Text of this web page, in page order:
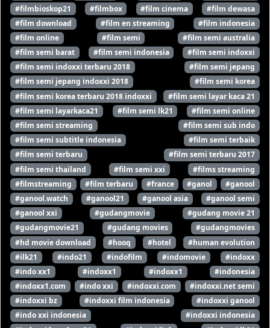
#filmbioskop21
#filmbox #film cinema
#film dewasa
#film download
#film en streaming
#film indonesia
#film online
#film semi
#film semi australia
#film semi barat
#film semi indonesia
#film semi indoxxi
#film semi indoxxi terbaru 2018
#film semi jepang
#film semi jepang indoxxi 2018
#film semi korea
#film semi korea terbaru 2018 indoxxi
#film semi layar kaca 21
#film semi layarkaca21
#film semi lk21
#film semi online
#film semi streaming
#film semi sub indo
#film semi subtitle indonesia
#film semi terbaik
#film semi terbaru
#film semi terbaru 2017
#film semi thailand
#film semi xxi
#films streaming
#filmstreaming
#film terbaru #france #ganol
#ganool
#ganool.watch
#ganool21 #ganool asia
#ganool semi
#ganool xxi
#gudangmovie
#gudang movie 21
#gudangmovie21
#gudang movies
#gudangmovies
#hd movie download
#hooq #hotel
#human evolution
#ilk21
#indo21 #indofilm #indomovie
#indoxx
#indo xx1
#indoxx1 #indoxx1
#indonesia
#indoxx1.com
#indo xxi #indoxxi.com
#indoxxi.net semi
#indoxxi bz
#indoxxi film indonesia
#indoxxi ganool
#indo xxi indonesia
#indoxxi indonesia